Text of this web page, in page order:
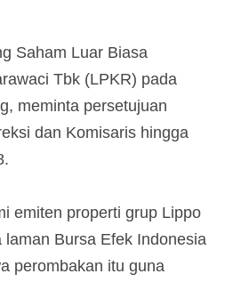
Saham Luar Biasa
Tbk (LPKR) pada
meminta persetujuan
dan Komisaris hingga
emiten properti grup Lippo
Bursa Efek Indonesia
perombakan itu guna